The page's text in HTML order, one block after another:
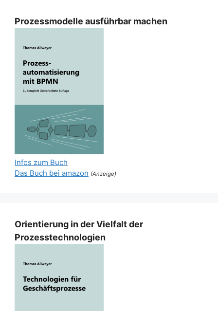
Prozessmodelle ausführbar machen
Infos zum Buch
Das Buch bei amazon (Anzeige)
Orientierung in der Vielfalt der
Prozesstechnologien